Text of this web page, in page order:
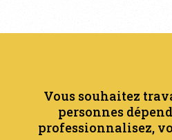
Vous souhaitez
personnes
professionnalisez,